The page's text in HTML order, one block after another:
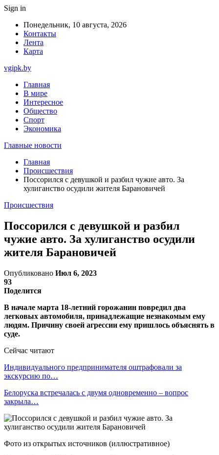
Sign in
Понедельник, 10 августа, 2026
Контакты
Лента
Карта
vgipk.by
Главная
В мире
Интересное
Общество
Спорт
Экономика
Главные новости
Главная
Происшествия
Поссорился с девушкой и разбил чужие авто. За
хулиганство осудили жителя Барановичей
Происшествия
Поссорился с девушкой и разбил
чужие авто. За хулиганство осудили
жителя Барановичей
Опубликовано Июл 6, 2023
93
Поделится
В начале марта 18-летний горожанин повредил два
легковых автомобиля, принадлежащие незнакомым ему
людям. Причину своей агрессии ему пришлось объяснять в
суде.
Сейчас читают
Индивидуального предпринимателя оштрафовали за
экскурсию по…
Белоруска встречалась с двумя одновременно – вопрос
закрыла…
Фото из открытых источников (иллюстративное)